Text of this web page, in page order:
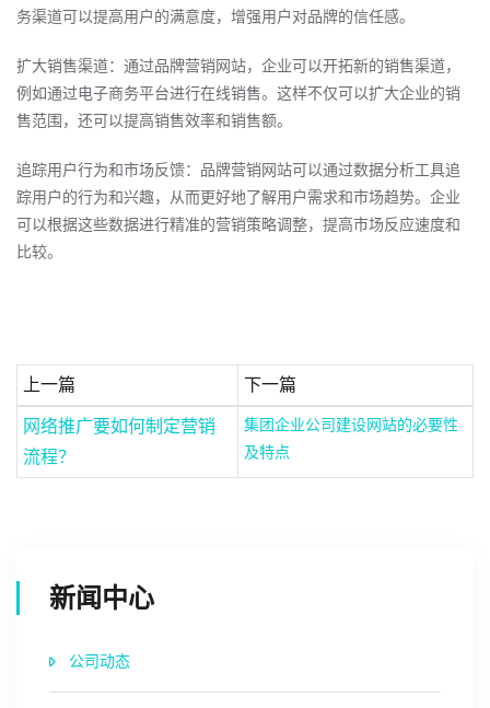
务渠道可以提高用户的满意度，增强用户对品牌的信任感。
扩大销售渠道：通过品牌营销网站，企业可以开拓新的销售渠道，
例如通过电子商务平台进行在线销售。这样不仅可以扩大企业的销
售范围，还可以提高销售效率和销售额。
追踪用户行为和市场反馈：品牌营销网站可以通过数据分析工具追
踪用户的行为和兴趣，从而更好地了解用户需求和市场趋势。企业
可以根据这些数据进行精准的营销策略调整，提高市场反应速度和
比较。
上一篇 下一篇
网络推广要如何制定营销
流程？
集团企业公司建设网站的必要性
及特点
新闻中心
公司动态